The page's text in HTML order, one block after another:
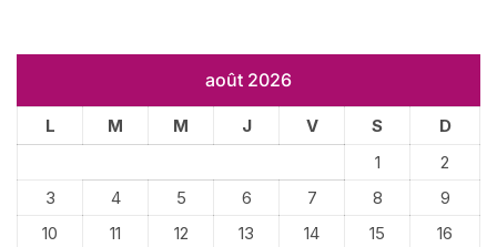
août 2026
L M M J V S
D
1
2
3
4 5 6 7 8
9
10
11 12 13 14 15
16